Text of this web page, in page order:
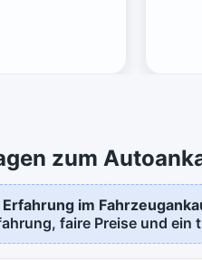
zum
im
faire Preise und ein